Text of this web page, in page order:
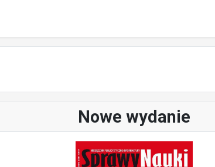
Nowe wydanie
im. Aleksandra Gieysztora